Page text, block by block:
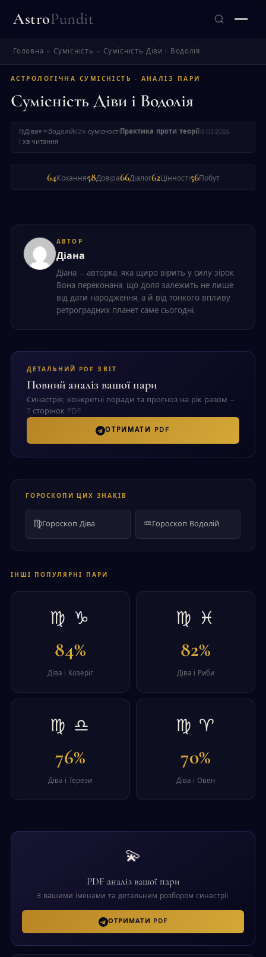
AstroPundit
Головна »Сумісність »Сумісність Діви і Водолія
АСТРОЛОГІЧНА СУМІСНІСТЬ · АНАЛІЗ ПАРИ
Сумісність Діви і Водолія
♍Діва♥♒ Водолій62% сумісності Практика проти теорії
18.03.2026
1 хв читання
64Кохання58Довіра66Діалог62Цінності56Побут
АВТОР
Діана
Діана — авторка, яка щиро вірить у силу зірок.
Вона переконана, що доля залежить не лише
від дати народження, а й від тонкого впливу
ретроградних планет саме сьогодні.
ДЕТАЛЬНИЙ PDF ЗВІТ
Повний аналіз вашої пари
Синастрія, конкретні поради та прогноз на рік разом —
7 сторінок PDF.
ОТРИМАТИ PDF
ГОРОСКОПИ ЦИХ ЗНАКІВ
♍Гороскоп Діва ♒ Гороскоп Водолій
ІНШІ ПОПУЛЯРНІ ПАРИ
♍ ♑
84%
Діва і Козеріг
♍ ♓
82%
Діва і Риби
♍ ♎
76%
Діва і Терези
♍ ♈
70%
Діва і Овен
💫
PDF аналіз вашої пари
З вашими іменами та детальним розбором синастрії.
ОТРИМАТИ PDF